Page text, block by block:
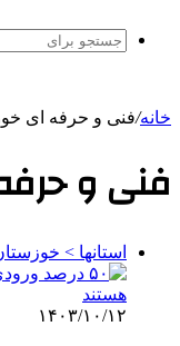
خانه/فنی و حرفه ای
فنی و
استانها >
۱۴۰۳/۱۰/۱۲